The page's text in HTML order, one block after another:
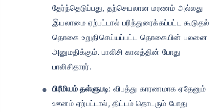
தேர்ந்தெடுப்பது, தற்செயலான மரணம் அல்லது
இயலாமை ஏற்பட்டால் பரிந்துரைக்கப்பட்ட கூடுதல்
தொகை உறுதிசெய்யப்பட்ட தொகையின் பலனை
அனுமதிக்கும். பாலிசி காலத்தின் போது
பாலிசிதாரர்.
பிரீமியம் தள்ளுபடி: விபத்து காரணமாக ஏதேனும்
ஊனம் ஏற்பட்டால், திட்டம் தொடரும் போது